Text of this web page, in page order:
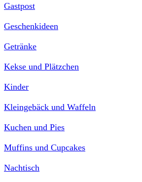
Gastpost
Geschenkideen
Getränke
Kekse und Plätzchen
Kinder
Kleingebäck und Waffeln
Kuchen und Pies
Muffins und Cupcakes
Nachtisch